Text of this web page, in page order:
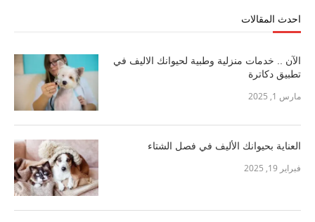
احدث المقالات
الآن .. خدمات منزلية وطبية لحيوانك الاليف في
تطبيق دكاترة
مارس 1, 2025
العناية بحيوانك الأليف في فصل الشتاء
فبراير 19, 2025